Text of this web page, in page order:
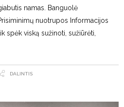
namas. Banguolė
nuotrupos Informacijos
spėk viską sužinoti, sužiūrėti,
DALINTIS